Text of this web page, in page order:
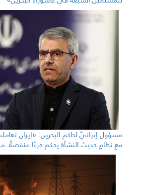
مسؤول إيرانيّ لحاكم البحرين: «إيران تعاملت
مع نظامٍ حديث النشأة يحكم جزءًا منفصلًا من